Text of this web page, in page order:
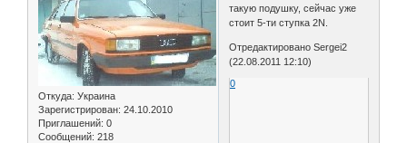
Откуда: Украина
Зарегистрирован: 24.10.2010
Приглашений: 0
Сообщений: 218
такую подушку, сейчас уже
стоит 5-ти ступка 2N.
Отредактировано Sergei2
(22.08.2011 12:10)
0